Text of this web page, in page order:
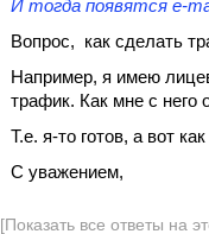
И тогда появятся e-
Вопрос, как сделать
Например, я имею
трафик. Как мне с него
Т.е. я-то готов, а вот
С уважением,
[Показать все ответы на